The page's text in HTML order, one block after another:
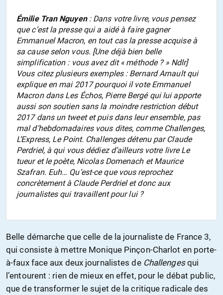
Émilie Tran Nguyen: Dans votre livre, vous pensez
que c’est la presse qui a aidé à faire gagner
Emmanuel Macron, en tout cas la presse acquise à
sa cause selon vous. [Une déjà bien belle
simplification : vous avez dit « méthode ? » Ndlr]
Vous citez plusieurs exemples : Bernard Arnault qui
explique en mai 2017 pourquoi il vote Emmanuel
Macron dans Les Échos, Pierre Bergé qui lui apporte
aussi son soutien sans la moindre restriction début
2017 dans un tweet et puis dans leur ensemble, pas
mal d’hebdomadaires vous dites, comme Challenges,
L’Express, Le Point. Challengesdétenu par Claude
Perdriel, à qui vous dédiez d’ailleurs votre livreLe
tueur et le poète, Nicolas Domenach et Maurice
Szafran. Euh… Qu’est-ce que vous reprochez
concrètement à Claude Perdriel et donc aux
journalistes qui travaillent pour lui ?
Belle démarche que celle de la journaliste de France 3,
qui consiste à mettre Monique Pinçon-Charlot en porte-
à-faux face aux deux journalistes de Challengesqui
l’entourent : rien de mieux en effet, pour le débat public,
que de transformer le sujet de la critique radicale des